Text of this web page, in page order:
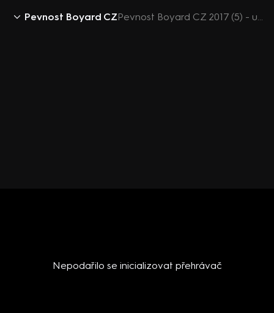
Pevnost Boyard CZ Pevnost Boyard CZ 2017 (5) - upoutávka
Nepodařilo se inicializovat přehrávač